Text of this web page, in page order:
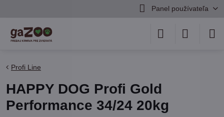
Panel používateľa
Profi Line
HAPPY DOG Profi Gold
Performance 34/24 20kg